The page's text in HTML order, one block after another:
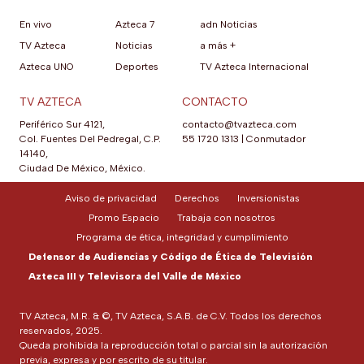
En vivo
TV Azteca
Azteca UNO
Azteca 7
Noticias
Deportes
adn Noticias
a más +
TV Azteca Internacional
TV AZTECA
Periférico Sur 4121,
Col. Fuentes Del Pedregal, C.P.
14140,
Ciudad De México, México.
CONTACTO
contacto@tvazteca.com
55 1720 1313
Conmutador
TV Azteca, M.R. & ©, TV Azteca, S.A.B. de C.V. Todos los derechos
reservados, 2025.
Queda prohibida la reproducción total o parcial sin la autorización
previa, expresa y por escrito de su titular.
Aviso de privacidad Derechos
Inversionistas
Promo Espacio
Trabaja con nosotros
Programa de ética, integridad y cumplimiento
Defensor de Audiencias y Código de Ética de Televisión
Azteca III y Televisora del Valle de México